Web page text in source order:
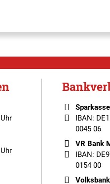
IBAN:
0045 06
VR Bank
IBAN:
0154 00